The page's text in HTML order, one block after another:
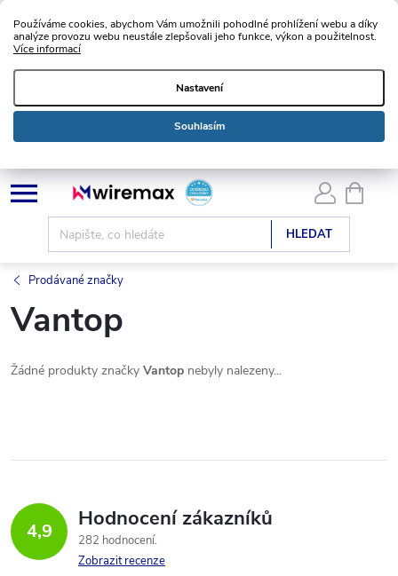
Používáme cookies, abychom Vám umožnili pohodlné prohlížení webu a díky
analýze provozu webu neustále zlepšovali jeho funkce, výkon a použitelnost.
Více informací
Nastavení
Souhlasím
Přejít
na
HLEDAT
KOŠÍK
Prodávané značky
Vantop
Žádné produkty značky Vantop nebyly nalezeny...
4,9 Hodnocení zákazníků
282 hodnocení
Zobrazit recenze